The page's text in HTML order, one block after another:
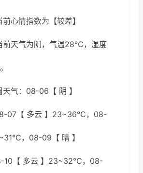
心情指数为【较差】
前天气为阴，气温28℃，湿度
天气：08-06【 阴 】
07【 多云 】23~36℃，08-
，08-09【 晴 】
10【 多云 】23~32℃，08-